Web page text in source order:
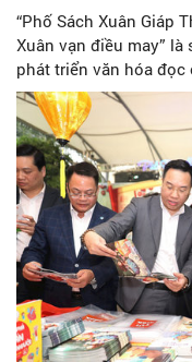
“Phố Sách Xuân Giáp
Xuân vạn điều may”
phát triển văn hóa đọc
Phó Chủ tịch UBND
nhấn mạnh.